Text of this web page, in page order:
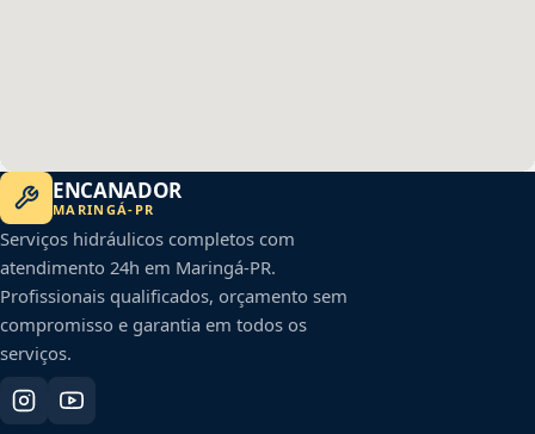
ENCANADOR
MARINGÁ- PR
Serviços hidráulicos completos com
atendimento 24h em Maringá-PR.
Profissionais qualificados, orçamento sem
compromisso e garantia em todos os
serviços.